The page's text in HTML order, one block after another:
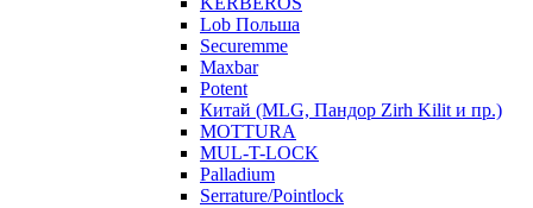
Lob Польша
Securemme
Maxbar
Potent
Китай (MLG, Пандор Zirh Kilit и пр.)
MOTTURA
MUL-T-LOCK
Palladium
Serrature/Pointlock